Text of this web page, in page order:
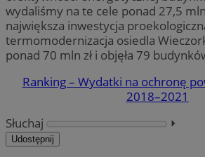
wydaliśmy na te cele ponad 27,5
największa inwestycja
termomodernizacja osiedla
ponad 70 mln zł i objęła 79
Ranking – Wydatki na ochronę
2018–2021
Słuchaj
⏵︎
Udostępnij